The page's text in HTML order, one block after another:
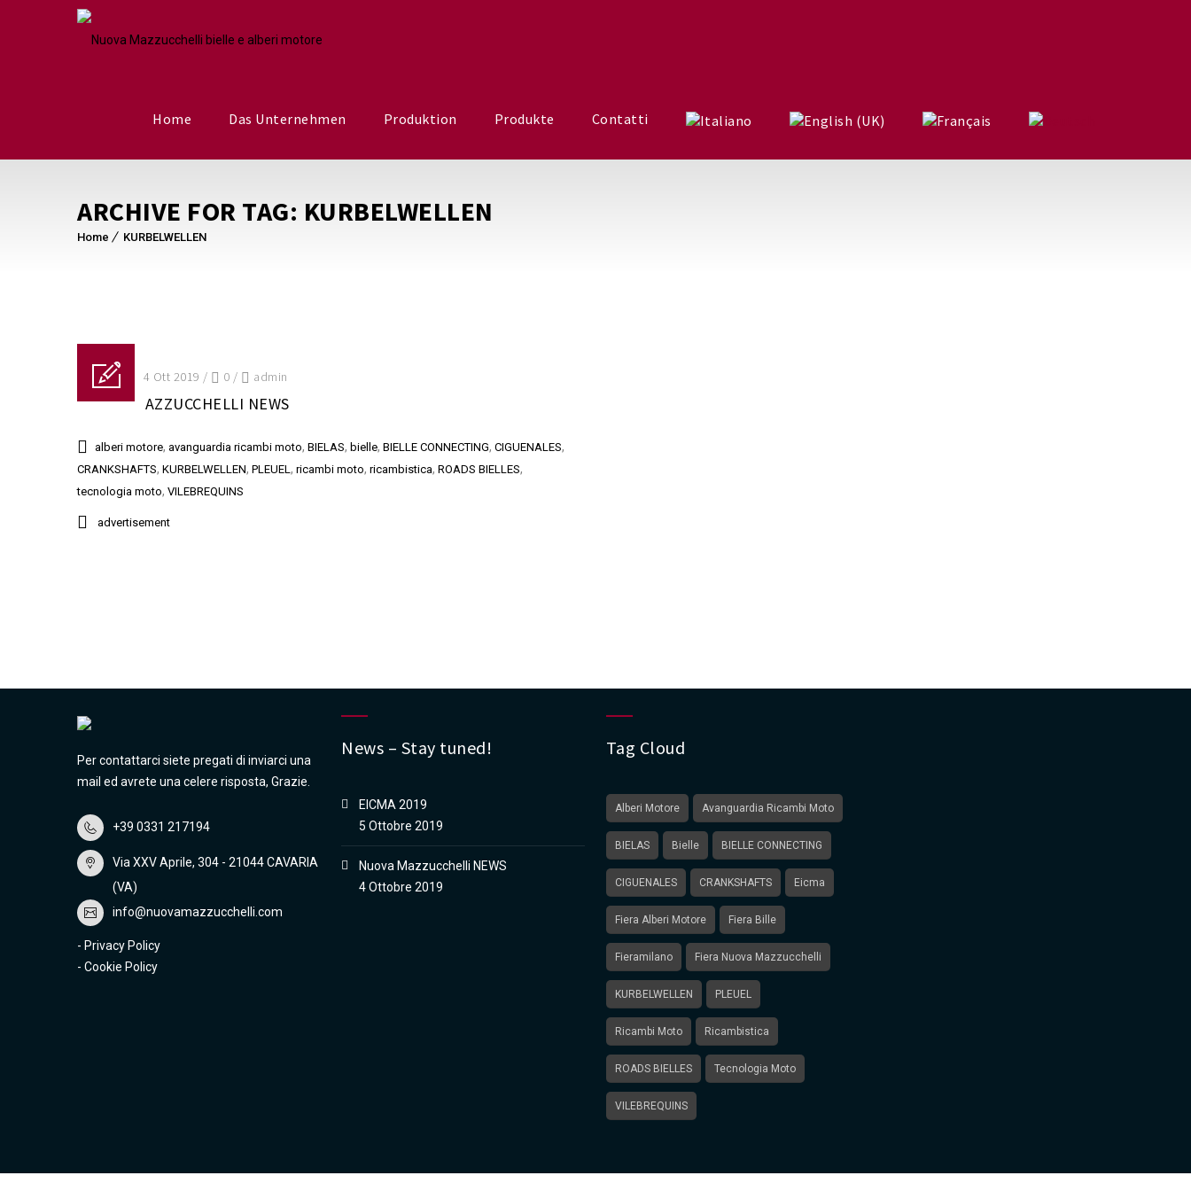
Home Das Unternehmen Produktion Produkte Contatti
ARCHIVE FOR TAG: KURBELWELLEN
Home KURBELWELLEN
Posted on 04 Ott 2019 / 0 / admin
NUOVA MAZZUCCHELLI NEWS
alberi motore, avanguardia ricambi moto, BIELAS, bielle, BIELLE CONNECTING, CIGUENALES,
CRANKSHAFTS, KURBELWELLEN, PLEUEL, ricambi moto, ricambistica, ROADS BIELLES,
tecnologia moto, VILEBREQUINS
advertisement
Per contattarci siete pregati di inviarci una
mail ed avrete una celere risposta, Grazie.
+39 0331 217194
Via XXV Aprile, 304 - 21044 CAVARIA
(VA)
info@nuovamazzucchelli.com
- Privacy Policy
- Cookie Policy
News – Stay tuned!
EICMA 2019
5 Ottobre 2019
Nuova Mazzucchelli NEWS
4 Ottobre 2019
Tag Cloud
Alberi Motore Avanguardia Ricambi Moto
BIELAS Bielle BIELLE CONNECTING
CIGUENALES CRANKSHAFTS Eicma
Fiera Alberi Motore Fiera Bille
Fieramilano Fiera Nuova Mazzucchelli
KURBELWELLEN PLEUEL
Ricambi Moto Ricambistica
ROADS BIELLES Tecnologia Moto
VILEBREQUINS